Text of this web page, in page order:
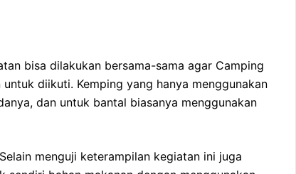
bisa dilakukan bersama-sama agar Camping
diikuti. Kemping yang hanya menggunakan
dan untuk bantal biasanya menggunakan
menguji keterampilan kegiatan ini juga